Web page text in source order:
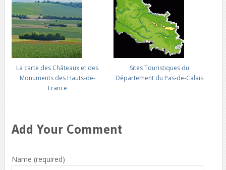
La carte des Châteaux et des
Monuments des Hauts-de-
France
Sites Touristiques du
Département du Pas-de-Calais
Add Your Comment
Name (required)